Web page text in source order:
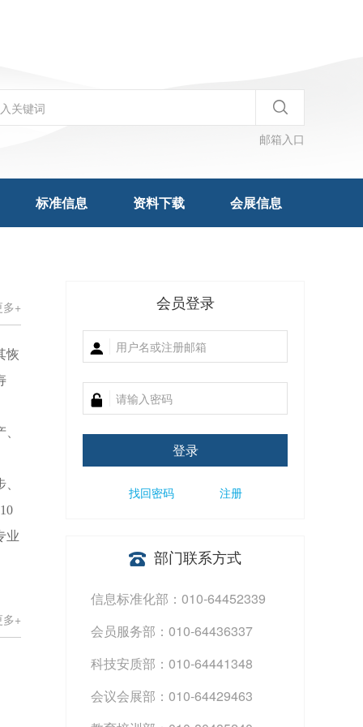
邮箱入口
标准信息 资料下载 会展信息
多+
恢
10
业
多+
会员登录
登录
找回密码 注册
部门联系方式
信息标准化部：010-64452339
会员服务部：010-64436337
科技安质部：010-64441348
会议会展部：010-64429463